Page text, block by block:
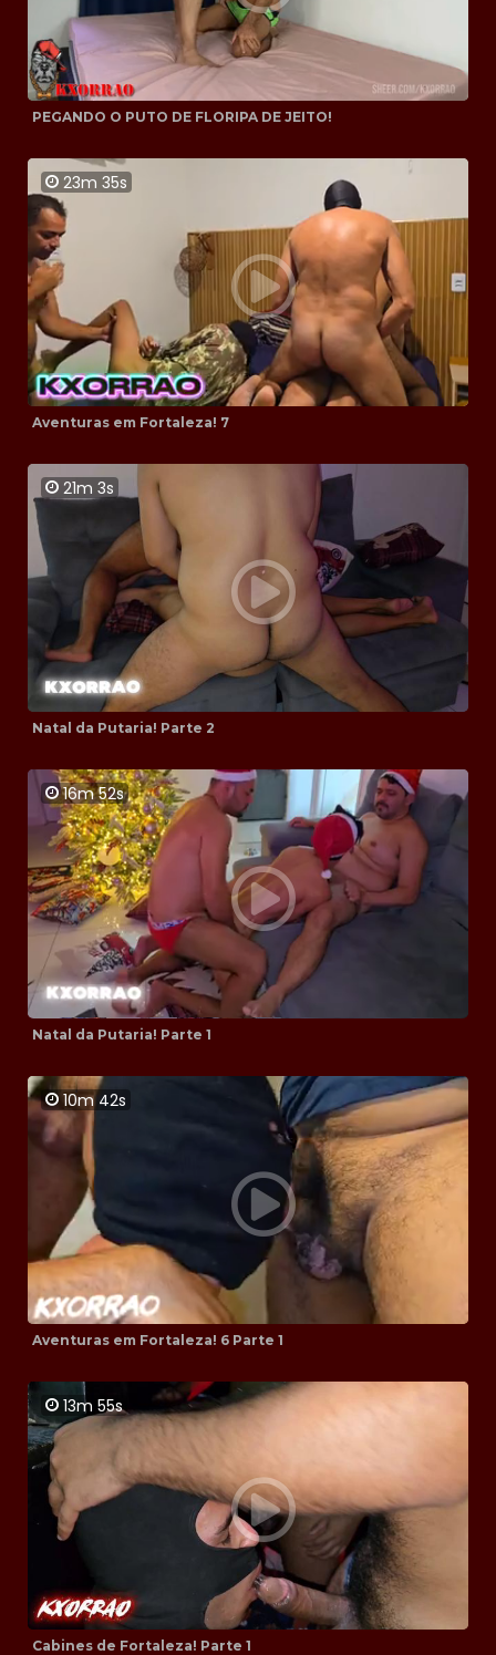
PEGANDO O PUTO DE FLORIPA DE JEITO!
23m 35s
Aventuras em Fortaleza! 7
21m 3s
Natal da Putaria! Parte 2
16m 52s
Natal da Putaria! Parte 1
10m 42s
Aventuras em Fortaleza! 6 Parte 1
13m 55s
Cabines de Fortaleza! Parte 1